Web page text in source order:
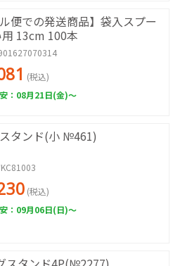
ル便での発送商品】袋入スプー
13cm 100本
(税込)
：08月21日(金)～
タンド(小 №461)
(税込)
：09月06日(日)～